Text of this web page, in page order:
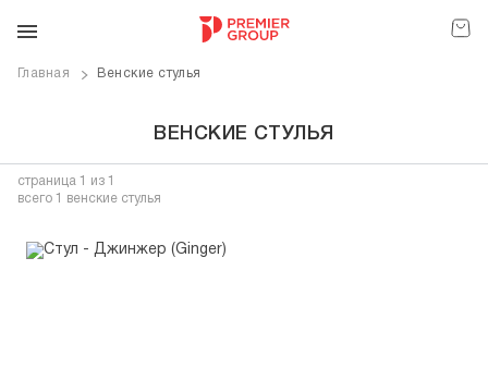
Главная Венские стулья
ВЕНСКИЕ СТУЛЬЯ
страница 1
из 1
всего 1 венские стулья